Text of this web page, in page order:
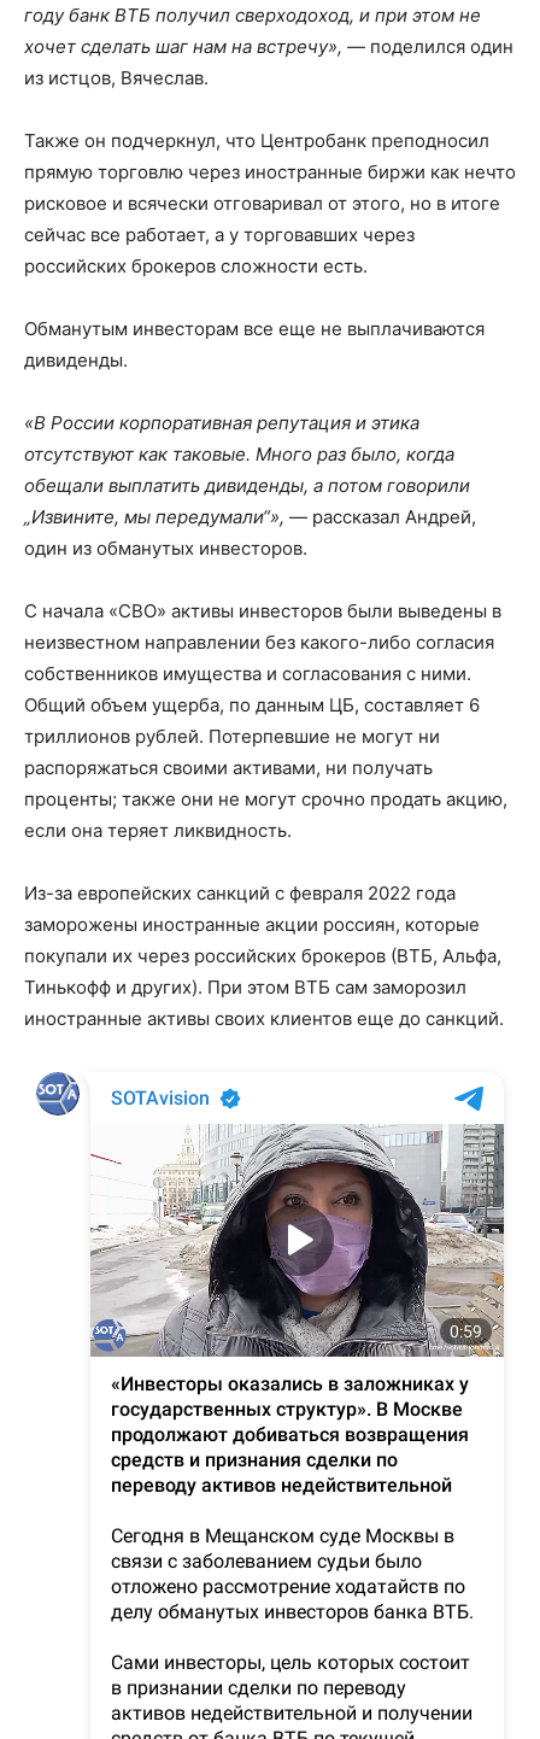
году банк ВТБ получил сверходоход, и при этом не
хочет сделать шаг нам на встречу», — поделился один
из истцов, Вячеслав.
Также он подчеркнул, что Центробанк преподносил
прямую торговлю через иностранные биржи как нечто
рисковое и всячески отговаривал от этого, но в итоге
сейчас все работает, а у торговавших через
российских брокеров сложности есть.
Обманутым инвесторам все еще не выплачиваются
дивиденды.
«В России корпоративная репутация и этика
отсутствуют как таковые. Много раз было, когда
обещали выплатить дивиденды, а потом говорили
„Извините, мы передумали“», — рассказал Андрей,
один из обманутых инвесторов.
С начала «СВО» активы инвесторов были выведены в
неизвестном направлении без какого-либо согласия
собственников имущества и согласования с ними.
Общий объем ущерба, по данным ЦБ, составляет 6
триллионов рублей. Потерпевшие не могут ни
распоряжаться своими активами, ни получать
проценты; также они не могут срочно продать акцию,
если она теряет ликвидность.
Из-за европейских санкций с февраля 2022 года
заморожены иностранные акции россиян, которые
покупали их через российских брокеров (ВТБ, Альфа,
Тинькофф и других). При этом ВТБ сам заморозил
иностранные активы своих клиентов еще до санкций.